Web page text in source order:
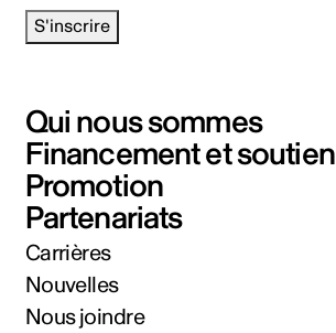
S'inscrire
Qui nous sommes
Financement et soutien
Promotion
Partenariats
Carrières
Nouvelles
Nous joindre